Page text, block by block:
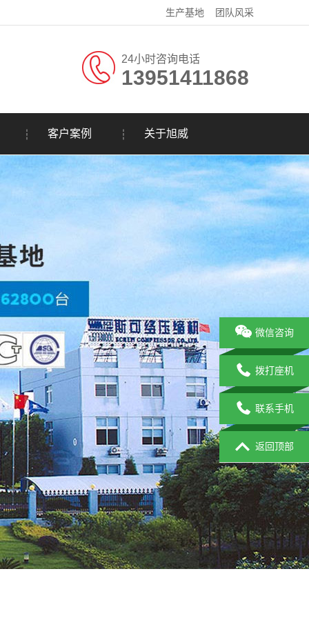
生产基地 团队风采
24小时咨询电话
13951411868
客户案例 关于旭威
微信咨询
拨打座机
联系手机
返回顶部